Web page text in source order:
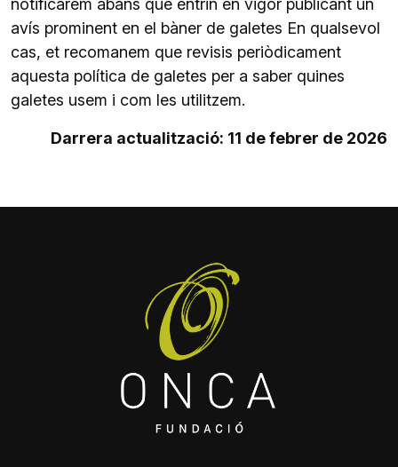
notificarem abans que entrin en vigor publicant un
avís prominent en el bàner de galetes En qualsevol
cas, et recomanem que revisis periòdicament
aquesta política de galetes per a saber quines
galetes usem i com les utilitzem.
Darrera actualització: 11 de febrer de 2026